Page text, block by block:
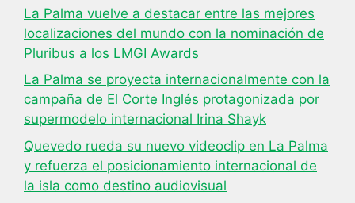
La Palma vuelve a destacar entre las mejores
localizaciones del mundo con la nominación de
Pluribus a los LMGI Awards
La Palma se proyecta internacionalmente con la
campaña de El Corte Inglés protagonizada por
supermodelo internacional Irina Shayk
Quevedo rueda su nuevo videoclip en La Palma
y refuerza el posicionamiento internacional de
la isla como destino audiovisual